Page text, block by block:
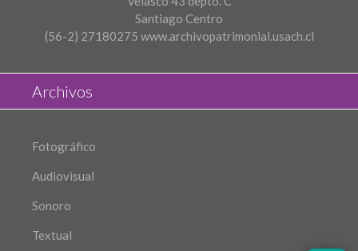
Santiago Centro
(56-2) 27180275 www.archivopatrimonial.usach.cl
Archivos
Fotográfico
Audiovisual
Sonoro
Textual